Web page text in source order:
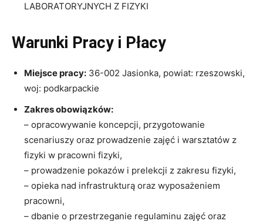
LABORATORYJNYCH Z FIZYKI
Warunki Pracy i Płacy
Miejsce pracy: 36-002 Jasionka, powiat: rzeszowski,
woj: podkarpackie
Zakres obowiązków:
– opracowywanie koncepcji, przygotowanie
scenariuszy oraz prowadzenie zajęć i warsztatów z
fizyki w pracowni fizyki,
– prowadzenie pokazów i prelekcji z zakresu fizyki,
– opieka nad infrastrukturą oraz wyposażeniem
pracowni,
– dbanie o przestrzeganie regulaminu zajęć oraz